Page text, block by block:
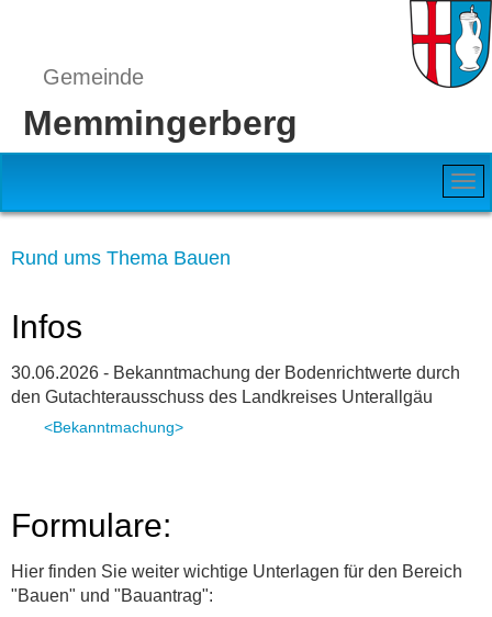
Gemeinde
Memmingerberg
Rund ums Thema Bauen
Infos
30.06.2026 - Bekanntmachung der Bodenrichtwerte durch
den Gutachterausschuss des Landkreises Unterallgäu
<Bekanntmachung>
Formulare:
Hier finden Sie weiter wichtige Unterlagen für den Bereich
"Bauen" und "Bauantrag":